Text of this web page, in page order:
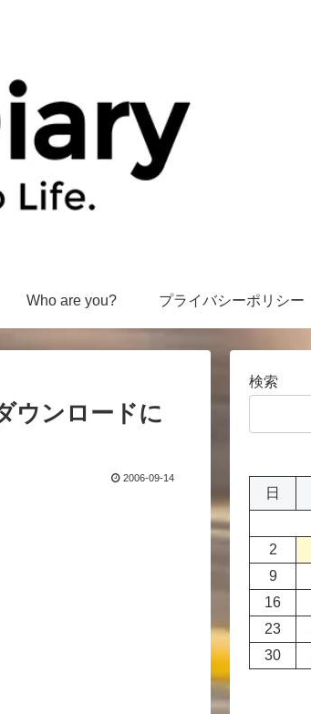
Who are you? プライバシーポリシー
ウンロードに
2006-09-14
検索
日
2
9
16
23
30